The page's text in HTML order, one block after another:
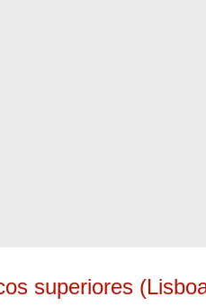
superiores